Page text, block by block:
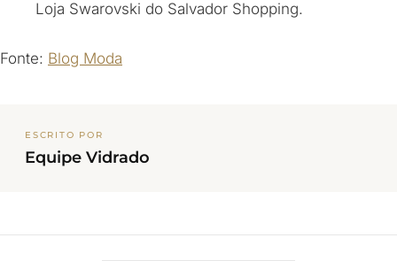
Loja Swarovski do Salvador Shopping.
Fonte: Blog Moda
ESCRITO POR
Equipe Vidrado